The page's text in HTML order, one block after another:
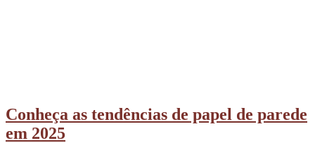
Conheça as tendências de papel de parede
em 2025